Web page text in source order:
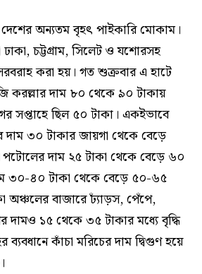
দেশের অন্যতম বৃহৎ পাইকারি মোকাম।
চট্টগ্রাম, সিলেট ও যশোরসহ
করা হয়। গত শুক্রবার এ হাটে
করল্লার দাম ৮০ থেকে ৯০ টাকায়
সপ্তাহে ছিল ৫০ টাকা। একইভাবে
৩০ টাকার জায়গা থেকে বেড়ে
দাম ২৫ টাকা থেকে বেড়ে ৬০
৩০-৪০ টাকা থেকে বেড়ে ৫০-৬৫
অঞ্চলের বাজারে ঢ্যাঁড়স, পেঁপে,
দামও ১৫ থেকে ৩৫ টাকার মধ্যে বৃদ্ধি
কাঁচা মরিচের দাম দ্বিগুণ হয়ে